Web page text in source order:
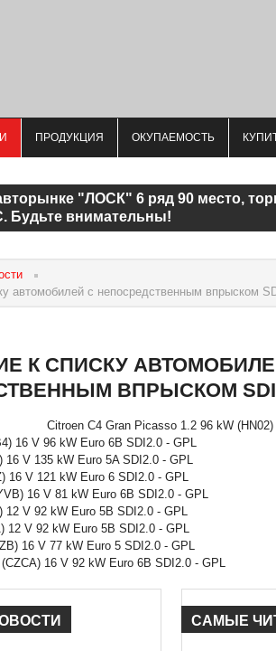
ПРОДУКЦИЯ ОКУПАЕМОСТЬ
"ЛОСК" 6 ряд 90 место,
Будьте внимательны!
автомобилей с непосредственным впрыском
К СПИСКУ
ВПРЫСКОМ SDI
Citroen C4 Gran Picasso 1.2 96 kW
16 V 96 kW Euro 6B SDI2.0 - GPL
16 V 135 kW Euro 5A SDI2.0 - GPL
16 V 121 kW Euro 6 SDI2.0 - GPL
16 V 81 kW Euro 6B SDI2.0 - GPL
12 V 92 kW Euro 5B SDI2.0 - GPL
12 V 92 kW Euro 5B SDI2.0 - GPL
16 V 77 kW Euro 5 SDI2.0 - GPL
16 V 92 kW Euro 6B SDI2.0 - GPL
САМЫЕ